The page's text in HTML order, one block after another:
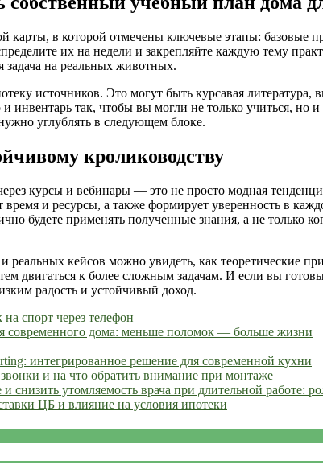
карты, в которой отмечены ключевые этапы: базовые
их на недели и закрепляйте каждую тему
задача на реальных животных.
источников. Это могут быть курсавая
инвентарь так, чтобы вы могли не только учиться, но
углублять в следующем блоке.
кролиководству
курсы и вебинары — это не просто модная
и ресурсы, а также формирует уверенность в
будете применять полученные знания, а не только
реальных кейсов можно увидеть, как теоретические
двигаться к более сложным задачам. И если вы
радость и устойчивый доход.
спорт через телефон
современного дома: меньше поломок — больше жизни
интегрированное решение для современной кухни
и на что обратить внимание при монтаже
снизить утомляемость врача при длительной работе:
ЦБ и влияние на условия ипотеки